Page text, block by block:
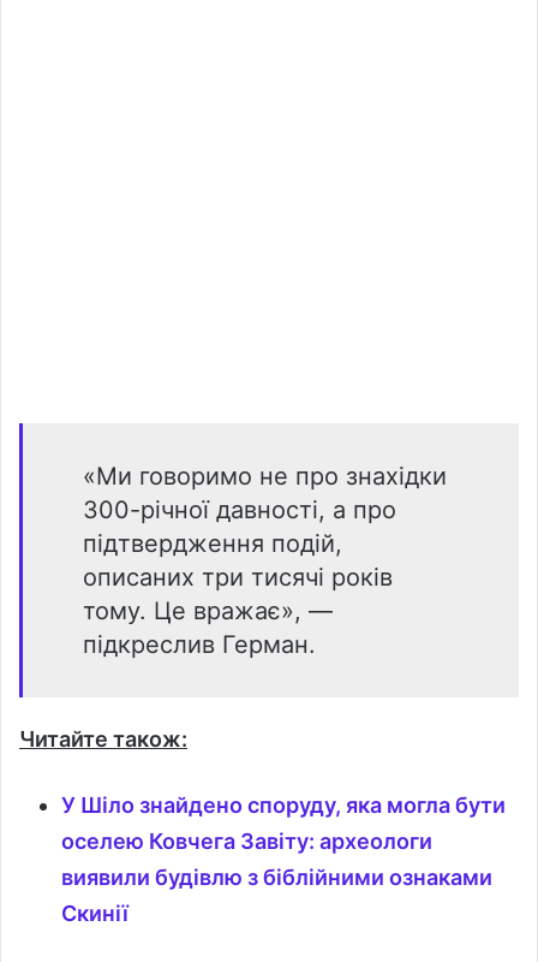
«Ми говоримо не про знахідки
300-річної давності, а про
підтвердження подій,
описаних три тисячі років
тому. Це вражає», —
підкреслив Герман.
Читайте також:
У Шіло знайдено споруду, яка могла бути
оселею Ковчега Завіту: археологи
виявили будівлю з біблійними ознаками
Скинії